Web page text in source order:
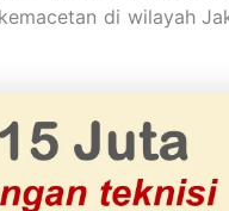
di wilayah